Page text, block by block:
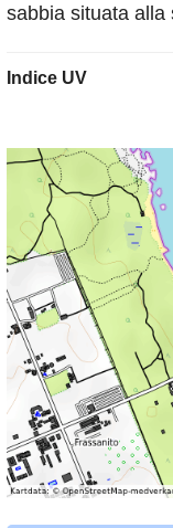
sabbia situata alla
Indice UV